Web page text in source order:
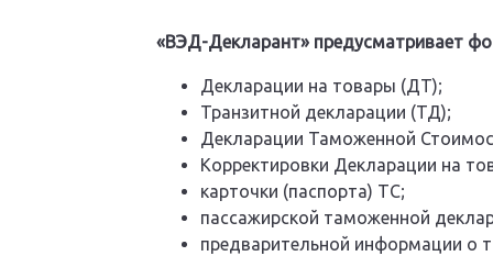
«ВЭД-Декларант» предусматривает
Декларации на товары (ДТ);
Транзитной декларации (ТД);
Декларации Таможенной
Корректировки Декларации на
карточки (паспорта) ТС;
пассажирской таможенной
предварительной информации о